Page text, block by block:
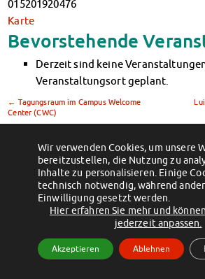
CampusCatering
MensaFeedback
AnsprechpartnerInnen
Wohnen
Wohnheime im Überblick
Wohnheime in Magdeburg
Wohnheime in Wernigerode
MIT einander – FÜR einander
Wohnheimtutoren
Schadensmeldung
Wohnen-FAQ
Dokumente
AnsprechpartnerInnen
Soziales & Beratung
015201920476
Karte
Bevorstehende
Derzeit sind keine
Veranstaltungsort geplant.
← Tagungsraum im Campus Welcome
Center (CWC)
(c) 2012 - 2026 by Studentenwerk Magdeburg
Rechts
Facebook
Instagram
Impressum
Datenschutzerklärung
Wir verwenden Cookies, um unsere
bereitzustellen, die Nutzung zu
Inhalte zu personalisieren. Einige
technisch notwendig, während
Einwilligung gesetzt werden.
Hier erfahren Sie mehr und
jederzeit anpassen.
Akzeptieren Ablehnen